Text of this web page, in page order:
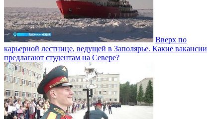
Вверх по
карьерной лестнице, ведущей в Заполярье. Какие вакансии
предлагают студентам на Севере?